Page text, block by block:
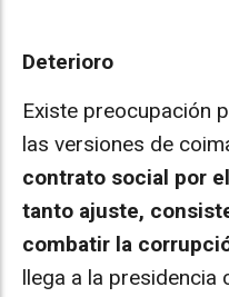
Deterioro
Existe preocupación
las versiones de
contrato social por
tanto ajuste,
combatir la
llega a la presidencia